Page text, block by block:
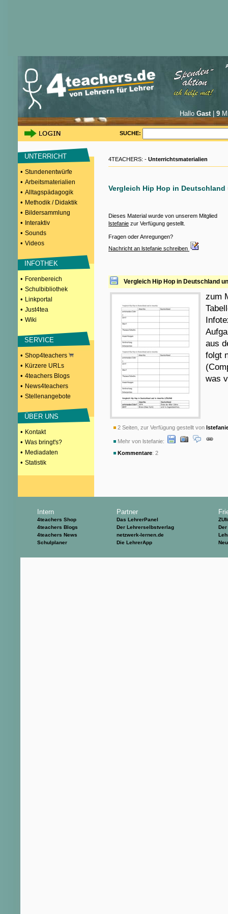
Hallo Gast| 9
SUCHE:
UNTERRICHT
• Stundenentwürfe
• Arbeitsmaterialien
• Alltagspädagogik
• Methodik / Didaktik
• Bildersammlung
• Interaktiv
• Sounds
• Videos
INFOTHEK
• Forenbereich
• Schulbibliothek
• Linkportal
• Just4tea
• Wiki
SERVICE
• Shop4teachers
• Kürzere URLs
• 4teachers Blogs
• News4teachers
• Stellenangebote
ÜBER UNS
• Kontakt
• Was bringt's?
• Mediadaten
• Statistik
4TEACHERS: - Unterrichtsmaterialien
Vergleich Hip Hop in Deutschland
Dieses Material wurde von unserem Mitglied
lstefanie zur Verfügung gestellt.
Fragen oder Anregungen?
Nachricht an lstefanie schreiben
Vergleich Hip Hop in Deutschland
zum
aus
folgt
was
2 Seiten, zur Verfügung gestellt von
Mehr von lstefanie:
Kommentare: 2
Intern
4teachers Shop
4teachers Blogs
4teachers News
Schulplaner
Partner
Das LehrerPanel
Der Lehrerselbstverlag
netzwerk-lernen.de
Die LehrerApp